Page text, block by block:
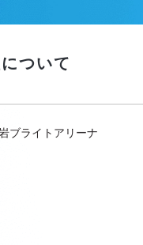
ついて
ブライトアリーナ